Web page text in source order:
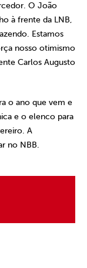
O João
à frente da LNB,
Estamos
nosso otimismo
Carlos Augusto
o ano que vem e
e o elenco para
A
no NBB.